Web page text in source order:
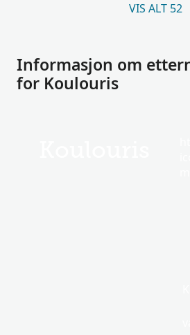
VIS ALT 52
Informasjon om
for Koulouris